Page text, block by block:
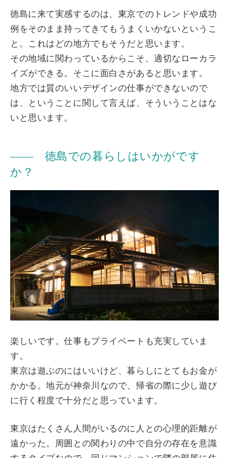
徳島に来て実感するのは、東京でのトレンドや成功
例をそのまま持ってきてもうまくいかないというこ
と。これはどの地方でもそうだと思います。
その地域に関わっているからこそ、適切なローカラ
イズができる。そこに面白さがあると思います。
地方では質のいいデザインの仕事ができないので
は、ということに関して言えば、そういうことはな
いと思います。
―― 徳島での暮らしはいかがです
か？
楽しいです。仕事もプライベートも充実していま
す。
東京は遊ぶのにはいいけど、暮らしにとてもお金が
かかる。地元が神奈川なので、帰省の際に少し遊び
に行く程度で十分だと思っています。
東京はたくさん人間がいるのに人との心理的距離が
遠かった。周囲との関わりの中で自分の存在を意識